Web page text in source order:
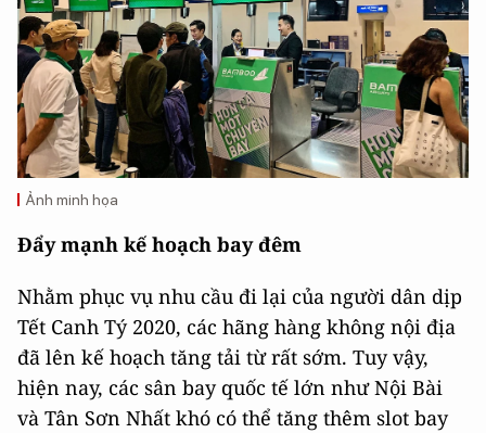
Ảnh minh họa
Đẩy mạnh kế hoạch bay đêm
Nhằm phục vụ nhu cầu đi lại của người dân dịp
Tết Canh Tý 2020, các hãng hàng không nội địa
đã lên kế hoạch tăng tải từ rất sớm. Tuy vậy,
hiện nay, các sân bay quốc tế lớn như Nội Bài
và Tân Sơn Nhất khó có thể tăng thêm slot bay